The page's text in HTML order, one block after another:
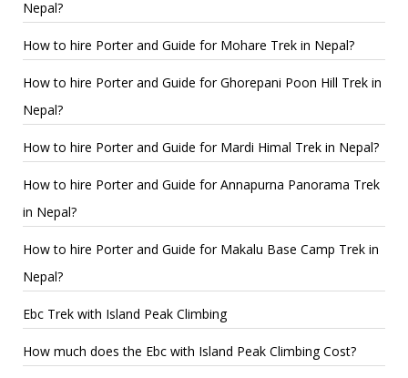
Nepal?
How to hire Porter and Guide for Mohare Trek in Nepal?
How to hire Porter and Guide for Ghorepani Poon Hill Trek in
Nepal?
How to hire Porter and Guide for Mardi Himal Trek in Nepal?
How to hire Porter and Guide for Annapurna Panorama Trek
in Nepal?
How to hire Porter and Guide for Makalu Base Camp Trek in
Nepal?
Ebc Trek with Island Peak Climbing
How much does the Ebc with Island Peak Climbing Cost?